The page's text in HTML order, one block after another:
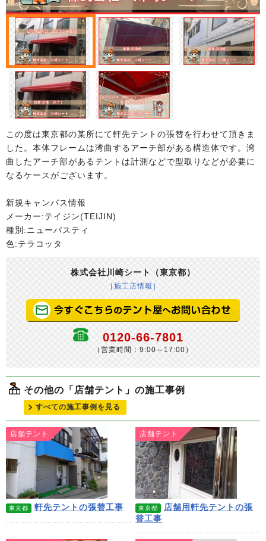
この度は東京都の某所にて軒先テントの張替を行わせて頂きま
した。本体フレームは湾曲するアーチ部がある構造体です。湾
曲したアーチ部があるテントは計測などで型取りなどが必要に
なるケースがございます。
新規キャンバス情報
メーカー:テイジン(TEIJIN)
種別:ニューパスティ
色:テラコッタ
株式会社川崎シート（東京都）
［施工店情報］
0120-66-7801
（営業時間：9:00～17:00）
その他の「店舗テント」の施工事例
すべての施工事例を見る
店舗テント
東京都 軒先テントの張替工事
店舗テント
東京都
店舗用軒先テントの張
替工事